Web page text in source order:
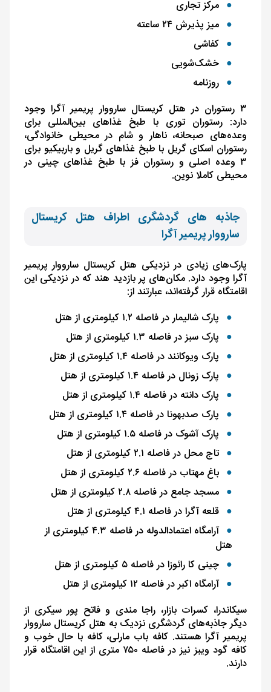
مرکز تجاری
میز پذیرش ۲۴ ساعته
کفاشی
خشک‌شویی
روزنامه
۳ رستوران در هتل کریستال سارووار پریمیر آگرا وجود
دارد: رستوران توری با طبخ غذاهای بین‌المللی برای
وعده‌های صبحانه، ناهار و شام در محیطی خانوادگی،
رستوران اسکای گریل با طبخ غذاهای گریل و باربیکیو برای
۳ وعده اصلی و رستوران فز با طبخ غذاهای چینی در
محیطی کاملا نوین.
جاذبه های گردشگری اطراف هتل کریستال
سارووار پریمیر آگرا
پارک‌های زیادی در نزدیکی هتل کریستال سارووار پریمیر
آگرا وجود دارد. مکان‌های پر بازدید هند که در نزدیکی این
اقامتگاه قرار گرفته‌اند، عبارتند از:
پارک شالیمار در فاصله ۱.۲ کیلومتری از هتل
پارک سبز در فاصله ۱.۳ کیلومتری از هتل
پارک ویوکانند در فاصله ۱.۴ کیلومتری از هتل
پارک زونال در فاصله ۱.۴ کیلومتری از هتل
پارک دانته در فاصله ۱.۴ کیلومتری از هتل
پارک صدبهونا در فاصله ۱.۴ کیلومتری از هتل
پارک آشوک در فاصله ۱.۵ کیلومتری از هتل
تاج محل در فاصله ۲.۱ کیلومتری از هتل
باغ مهتاب در فاصله ۲.۶ کیلومتری از هتل
مسجد جامع در فاصله ۲.۸ کیلومتری از هتل
قلعه آگرا در فاصله ۴.۱ کیلومتری از هتل
آرامگاه اعتمادالدوله در فاصله ۴.۳ کیلومتری از
هتل
چینی کا رائوزا در فاصله ۵ کیلومتری از هتل
آرامگاه اکبر در فاصله ۱۲ کیلومتری از هتل
سیکاندرا، کسرات بازار، راجا مندی و فاتح پور سیکری از
دیگر جاذبه‌های گردشگری نزدیک به هتل کریستال سارووار
پریمیر آگرا هستند. کافه باب مارلی، کافه با حال خوب و
کافه گود ویبز نیز در فاصله ۷۵۰ متری از این اقامتگاه قرار
دارند.